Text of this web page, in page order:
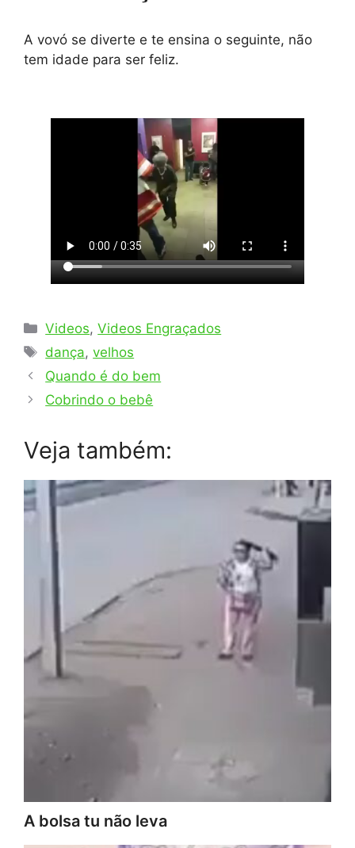
A vovó se diverte e te ensina o seguinte, não
tem idade para ser feliz.
Categorias
Videos,Videos Engraçados
Tags
dança,velhos
Quando é do bem
Cobrindo o bebê
Veja também:
A bolsa tu não leva